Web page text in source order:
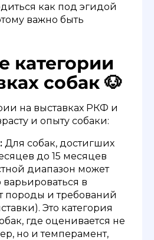
как под эгидой
важно быть
категории
собак 🐶
на выставках РКФ и
и опыту собаки:
Для собак, достигших
до 15 месяцев
диапазон может
в
породы и требований
Это категория
где оценивается не
но и темперамент,